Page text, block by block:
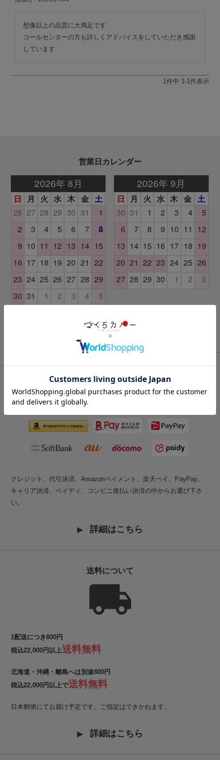
想像以上の品質に大満足です
コールセンターの方も詳しくアドバイスをしていただき感謝
しています
1件中 1-1件表示
営業日カレンダー
土日祝日はお休み頂いております。 翌営業日以降にご連絡いたしま
クレジット、代引決済、Amazonペイメント、楽天ペイ、PayPay、
キャリア決済、ペイディ、コンビニ後払い決済の中からお選び下さ
い。
詳細はこちら
送料について
1配送につき800円
税込22,000円以上送料無料
北海道・沖縄・離島へは別途800円
税込22,000円以上で送料無料
日本郵便にてお届け予定です。ご指定はできかねます。
詳細はこちら